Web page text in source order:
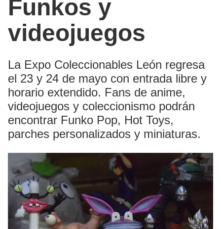
Funkos y
videojuegos
La Expo Coleccionables León regresa
el 23 y 24 de mayo con entrada libre y
horario extendido. Fans de anime,
videojuegos y coleccionismo podrán
encontrar Funko Pop, Hot Toys,
parches personalizados y miniaturas.